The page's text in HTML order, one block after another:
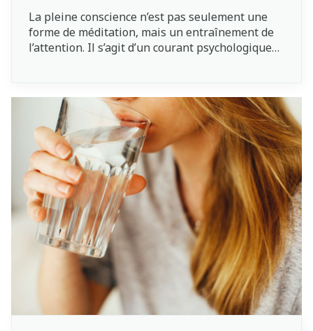
La pleine conscience n’est pas seulement une
forme de méditation, mais un entraînement de
l’attention. Il s’agit d’un courant psychologique
nombreuses idées fausses circulent sur la
pleine conscience, qui est souvent associée à la
spiritualité et au bouddhisme. Dans cet article,
nous vous expliquons ce qu’est la pleine
conscience et les étapes de base que vous
pouvez pratiquer dans votre vie quotidienne.